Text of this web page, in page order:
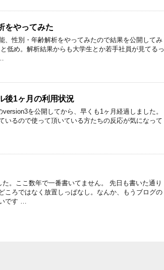
をやってみた
、性別・年齢解析をやってみたので結果を公開してみ
低め。解析結果からも大学生とか若手社員が見てるっ
後1ヶ月の利用状況
を公開してから、早くも1ヶ月経過しました。
いるので使って頂いている方たちの反応が気になって
。ここ数年で一番書いてません。 先日も書いた通り
ころではなく放置しっぱなし。なんか、もうブログの
です …